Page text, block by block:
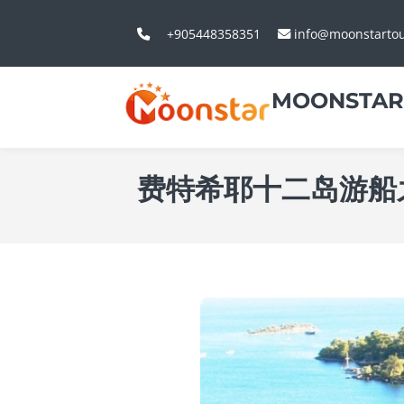
+905448358351
MOONSTAR
费特希耶十二岛游